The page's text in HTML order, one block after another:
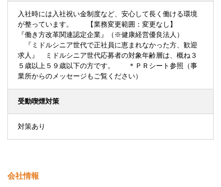
入社時には入社祝い金制度など、安心して長く働ける環境
が整っています。 【業務変更範囲：変更なし】
『働き方改革関連認定企業』（※健康経営優良法人）
『ミドルシニア世代で正社員に恵まれなかった方、歓迎
求人』 ミドルシニア世代応募者の対象年齢層は、概ね３
５歳以上５９歳以下の方です。 ＊ＰＲシート参照（事
業所からのメッセージもご覧ください）
受動喫煙対策
対策あり
会社情報